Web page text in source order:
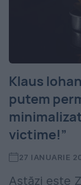
Klaus
putem
victime!”
27 IANUARIE
Astăzi este